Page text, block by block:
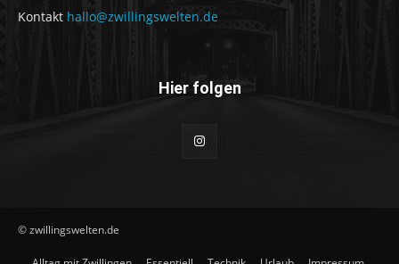
Kontakt hallo@zwillingswelten.de
Hier folgen
© zwillingswelten.de